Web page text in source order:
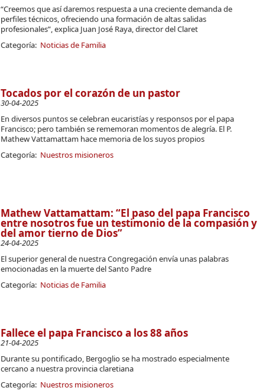
“Creemos que así daremos respuesta a una creciente demanda de
perfiles técnicos, ofreciendo una formación de altas salidas
profesionales”, explica Juan José Raya, director del Claret
Categoría: Noticias de Familia
Tocados por el corazón de un pastor
30-04-2025
En diversos puntos se celebran eucaristías y responsos por el papa
Francisco; pero también se rememoran momentos de alegría. El P.
Mathew Vattamattam hace memoria de los suyos propios
Categoría: Nuestros misioneros
Mathew Vattamattam: “El paso del papa Francisco
entre nosotros fue un testimonio de la compasión y
del amor tierno de Dios”
24-04-2025
El superior general de nuestra Congregación envía unas palabras
emocionadas en la muerte del Santo Padre
Categoría: Noticias de Familia
Fallece el papa Francisco a los 88 años
21-04-2025
Durante su pontificado, Bergoglio se ha mostrado especialmente
cercano a nuestra provincia claretiana
Categoría: Nuestros misioneros